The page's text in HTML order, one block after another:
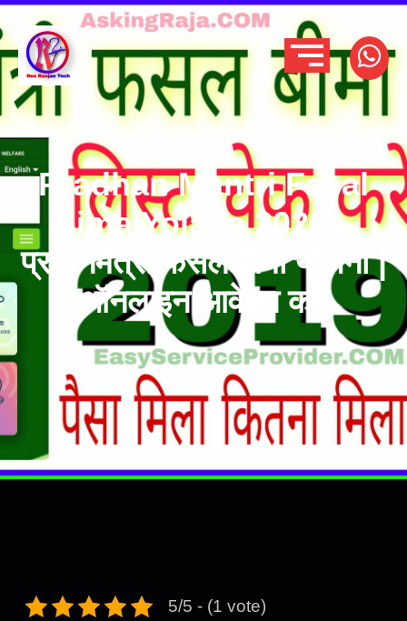
Pradhan Mantri Fasal
Bima Yojana 2020 –
प्रधानमंत्री फसल बिमा योजना |
ऑनलाइन आवेदन करे
5/5 - (1 vote)